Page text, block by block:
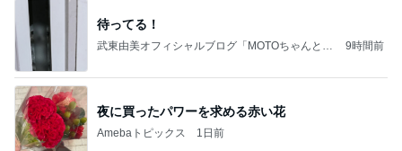
待ってる！
武東由美オフィシャルブログ「MOTOちゃんとの
9時間前
夜に買ったパワーを求める赤い花
Amebaトピックス 1日前